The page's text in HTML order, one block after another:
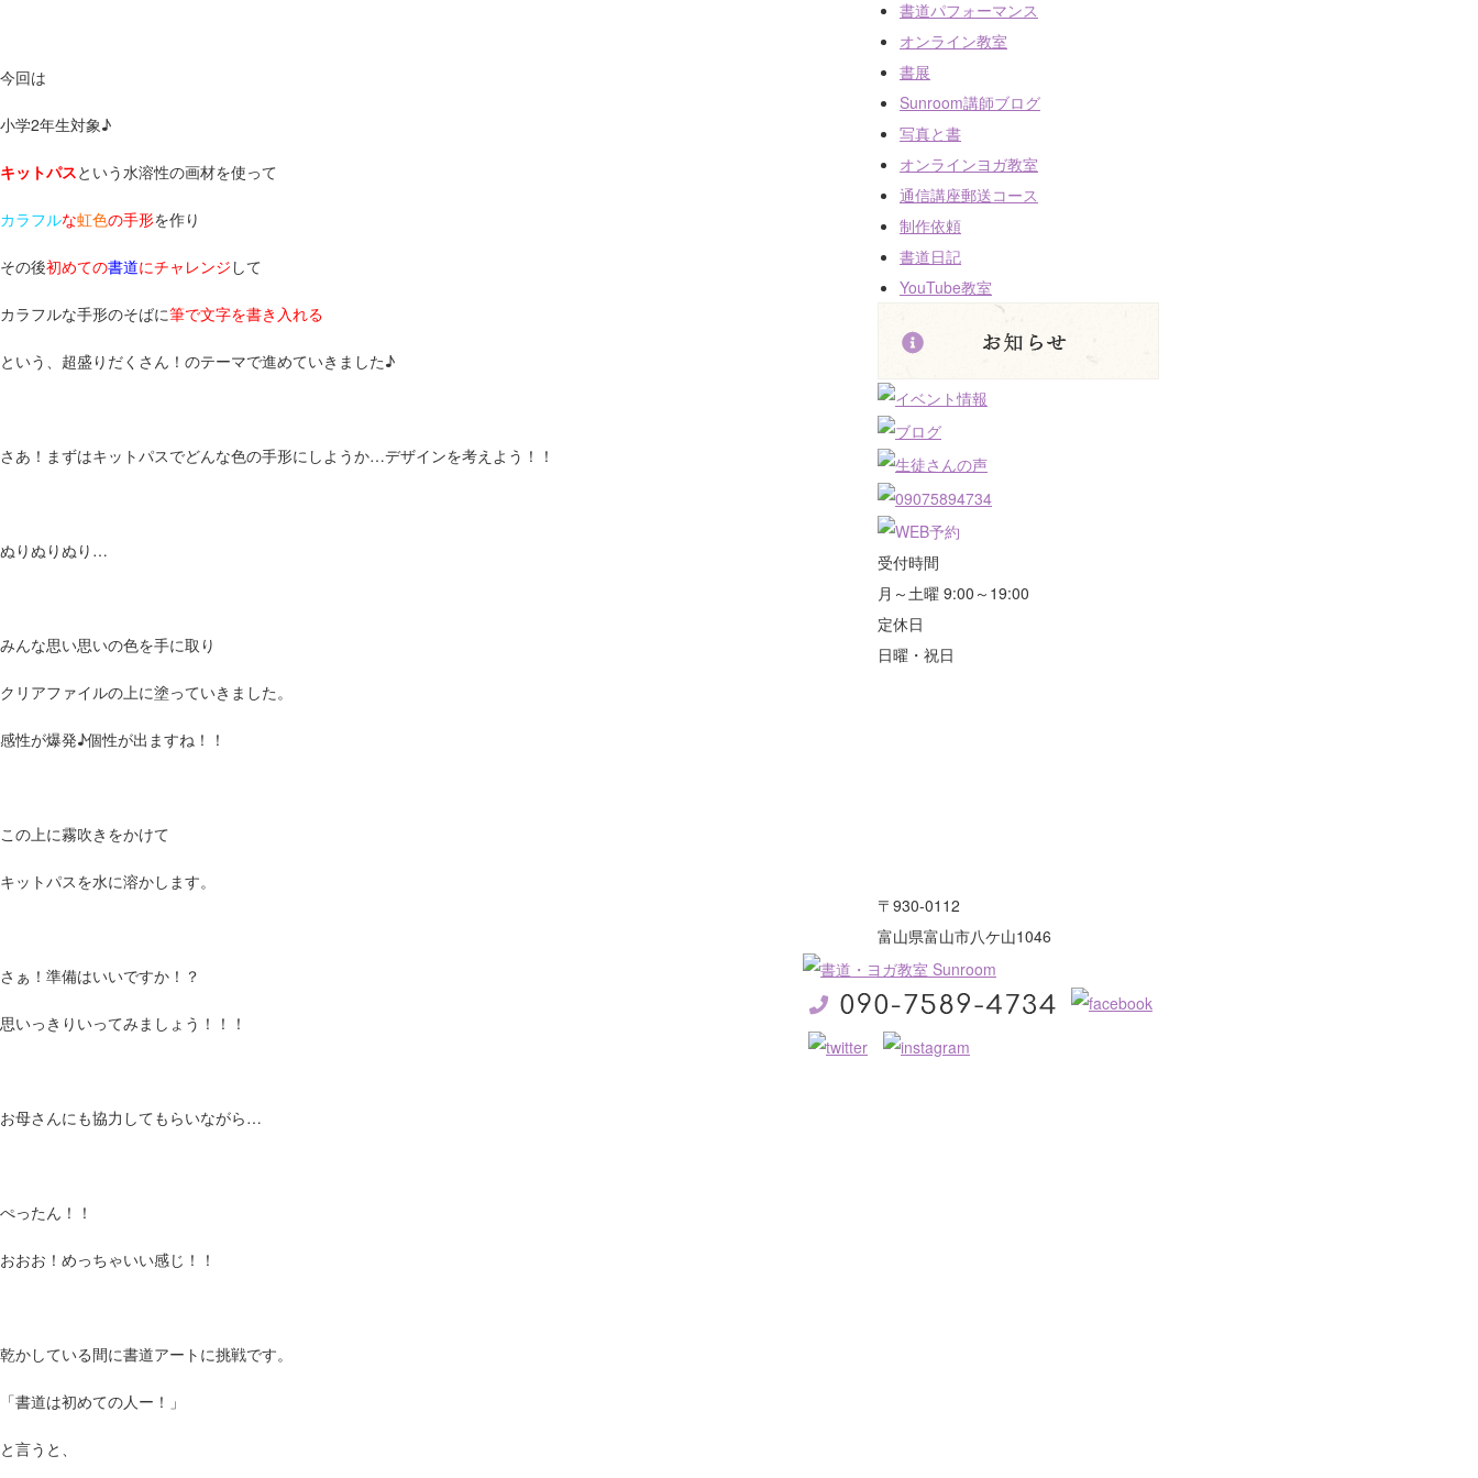
今回は
小学2年生対象♪
キットパスという水溶性の画材を使って
カラフルな虹色の手形を作り
その後初めての書道にチャレンジ して
カラフルな手形のそばに筆で文字を書き入れる
という、超盛りだくさん！のテーマで進めていきました♪
さあ！まずはキットパスでどんな色の手形にしようか…デザインを考えよう！！
ぬりぬりぬり…
みんな思い思いの色を手に取り
クリアファイルの上に塗っていきました。
感性が爆発♪個性が出ますね！！
この上に霧吹きをかけて
キットパスを水に溶かします。
さぁ！準備はいいですか！？
思いっきりいってみましょう！！！
お母さんにも協力してもらいながら…
ぺったん！！
おおお！めっちゃいい感じ！！
乾かしている間に書道アートに挑戦です。
「書道は初めての人ー！」
と言うと、
書道パフォーマンス
オンライン教室
書展
Sunroom講師ブログ
写真と書
オンラインヨガ教室
通信講座郵送コース
制作依頼
書道日記
YouTube教室
受付時間
月～土曜 9:00～19:00
定休日
日曜・祝日
〒930-0112
富山県富山市八ケ山1046
書道教室（オンライン指導）
ヨガ教室（対面指導）